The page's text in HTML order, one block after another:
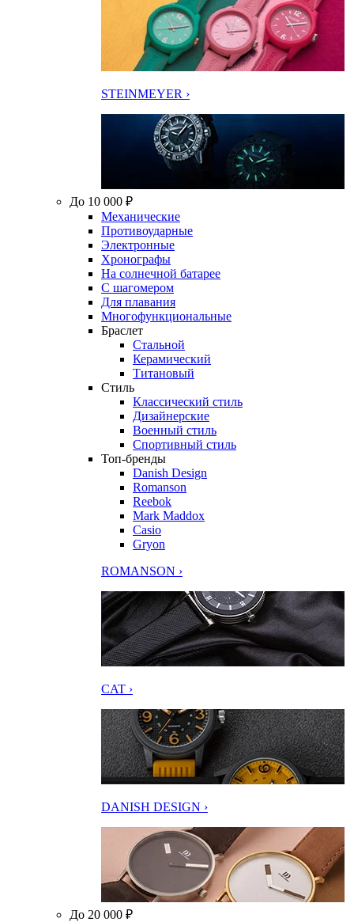
STEINMEYER ›
До 10 000 ₽
Механические
Противоударные
Электронные
Хронографы
На солнечной батарее
С шагомером
Для плавания
Многофункциональные
Браслет
Стальной
Керамический
Титановый
Стиль
Классический стиль
Дизайнерские
Военный стиль
Спортивный стиль
Топ-бренды
Danish Design
Romanson
Reebok
Mark Maddox
Casio
Gryon
ROMANSON ›
CAT ›
DANISH DESIGN ›
До 20 000 ₽